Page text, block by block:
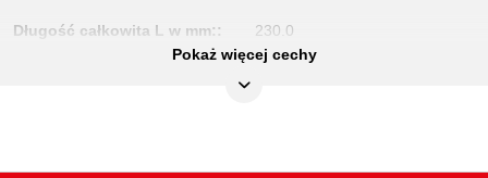
Długość całkowita L w mm:: 230.0
317
Szerokość opakowania mm: 118
Pokaż więcej cechy